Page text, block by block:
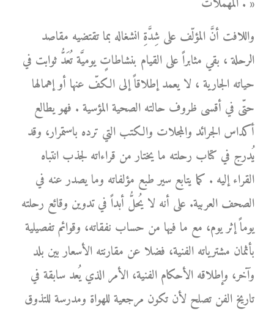
واللافت أنَّ المؤلّف على شِدَّةِ انشغاله بما تقتضيه مقاصد
الرحلة ، بقي مثابراً على القيام بنشاطاتٍ يوميَّة تُعَدُّ ثوابت في
حياته الجارية ، لا يعمد إطلاقاً إلى الكفّ عنها أو إهمالها
حتّى في أقسى ظروف حالته الصحية المؤسية . فهو يطالع
أكداس الجرائد والمجلات والكتب التي ترده باستمرار، وقد
يُدرج في كتاب رحلته ما يختار من قراءاته لجذب انتباه
القراء إليه . كما يتابع سير طبع مؤلفاته وما يصدر عنه في
الصحف العربية. على أنه لا يُحلُّ أبداً في تدوين وقائع رحلته
يوماً إثر يوم، مع ما فيها من حساب نفقاته، وقوائم تفصيلية
بأثمان مشترياته الفنية، فضلا عن مقارنته الأسعار بين بلد
وآخر، وإطلاقه الأحكام الفنية، الأمر الذي يُعد سابقة في
تاريخ الفن تصلح لأن تكون مرجعية للهواة ومدرسة للتذوق